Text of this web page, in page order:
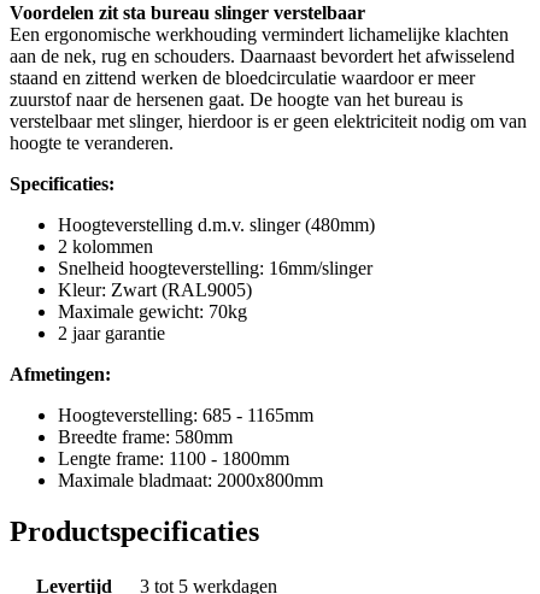
Voordelen zit sta bureau slinger verstelbaar
Een ergonomische werkhouding vermindert lichamelijke klachten
aan de nek, rug en schouders. Daarnaast bevordert het afwisselend
staand en zittend werken de bloedcirculatie waardoor er meer
zuurstof naar de hersenen gaat. De hoogte van het bureau is
verstelbaar met slinger, hierdoor is er geen elektriciteit nodig om van
hoogte te veranderen.
Specificaties:
Hoogteverstelling d.m.v. slinger (480mm)
2 kolommen
Snelheid hoogteverstelling: 16mm/slinger
Kleur: Zwart (RAL9005)
Maximale gewicht: 70kg
2 jaar garantie
Afmetingen:
Hoogteverstelling: 685 - 1165mm
Breedte frame: 580mm
Lengte frame: 1100 - 1800mm
Maximale bladmaat: 2000x800mm
Productspecificaties
Levertijd
3 tot 5 werkdagen